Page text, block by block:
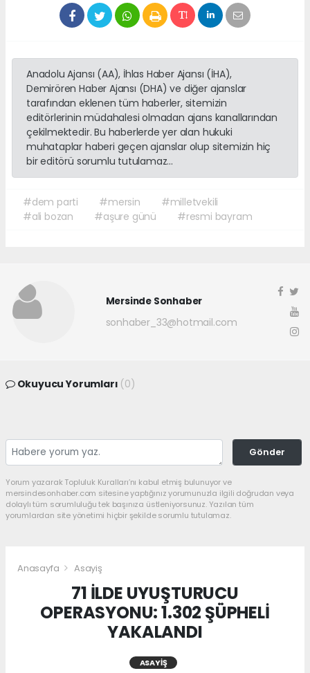
Anadolu Ajansı (AA), İhlas Haber Ajansı (İHA),
Demirören Haber Ajansı (DHA) ve diğer ajanslar
tarafından eklenen tüm haberler, sitemizin
editörlerinin müdahalesi olmadan ajans kanallarından
çekilmektedir. Bu haberlerde yer alan hukuki
muhataplar haberi geçen ajanslar olup sitemizin hiç
bir editörü sorumlu tutulamaz...
#dem parti #mersin
#milletvekili
#ali bozan
#aşure günü #resmi bayram
Mersinde Sonhaber
sonhaber_33@hotmail.com
Okuyucu Yorumları (0)
Gönder
Yorum yazarak Topluluk Kuralları’nı kabul etmiş bulunuyor ve
mersindesonhaber.com sitesine yaptığınız yorumunuzla ilgili doğrudan veya
dolaylı tüm sorumluluğu tek başınıza üstleniyorsunuz. Yazılan tüm
yorumlardan site yönetimi hiçbir şekilde sorumlu tutulamaz.
Anasayfa Asayiş
71 İLDE UYUŞTURUCU
OPERASYONU: 1.302 ŞÜPHELİ
YAKALANDI
ASAYIŞ